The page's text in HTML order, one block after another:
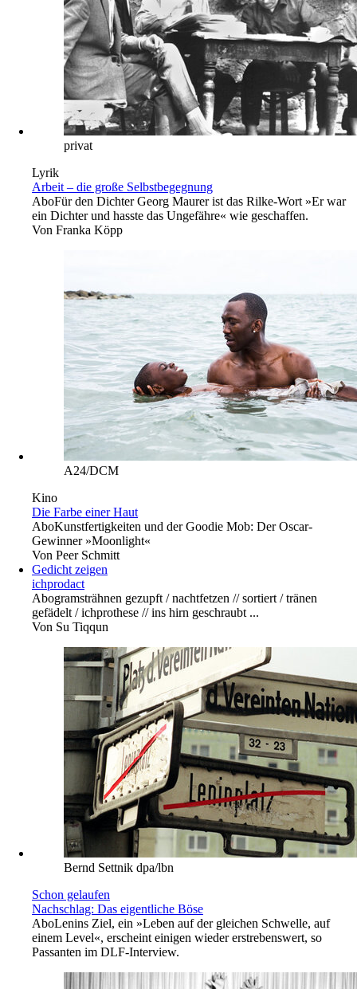
privat
Lyrik
Arbeit – die große Selbstbegegnung
AboFür den Dichter Georg Maurer ist das Rilke-Wort »Er war
ein Dichter und hasste das Ungefähre« wie geschaffen.
Von Franka Köpp
A24/DCM
Kino
Die Farbe einer Haut
AboKunstfertigkeiten und der Goodie Mob: Der Oscar-
Gewinner »Moonlight«
Von Peer Schmitt
Gedicht zeigen
ichprodact
Abogramsträhnen gezupft / nachtfetzen // sortiert / tränen
gefädelt / ichprothese // ins hirn geschraubt ...
Von Su Tiqqun
Bernd Settnik dpa/lbn
Schon gelaufen
Nachschlag: Das eigentliche Böse
AboLenins Ziel, ein »Leben auf der gleichen Schwelle, auf
einem Level«, erscheint einigen wieder erstrebenswert, so
Passanten im DLF-Interview.